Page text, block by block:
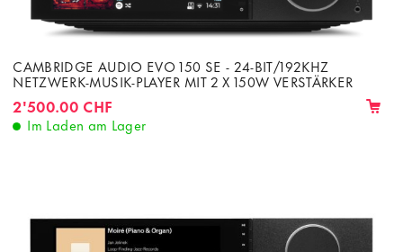
CAMBRIDGE AUDIO EVO 150 SE - 24-BIT/192KHZ
NETZWERK-MUSIK-PLAYER MIT 2 X 150W VERSTÄRKER
2'500.00 CHF
Im Laden am Lager